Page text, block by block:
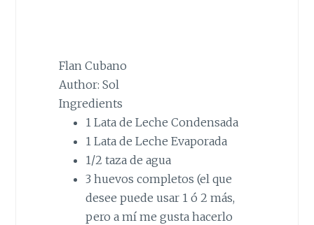
Flan Cubano
Author: Sol
Ingredients
1 Lata de Leche Condensada
1 Lata de Leche Evaporada
1/2 taza de agua
3 huevos completos (el que
desee puede usar 1 ó 2 más,
pero a mí me gusta hacerlo